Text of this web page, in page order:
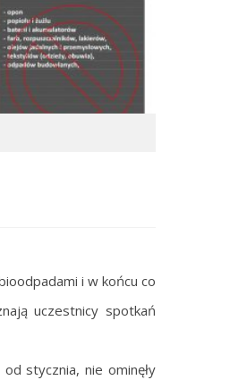
i w końcu co
uczestnicy spotkań
stycznia, nie ominęły